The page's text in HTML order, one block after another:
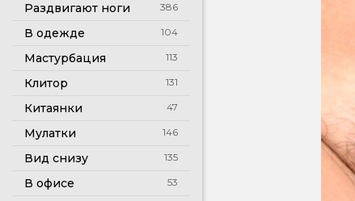
Раздвигают ноги 386
В одежде 104
Мастурбация 113
Клитор 131
Китаянки 47
Мулатки 146
Вид снизу 135
В офисе 53